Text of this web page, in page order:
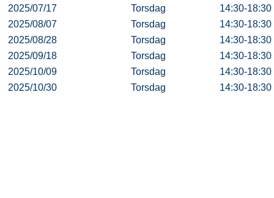
2025/07/17
Torsdag
14:30-18:30
2025/08/07
Torsdag
14:30-18:30
2025/08/28
Torsdag
14:30-18:30
2025/09/18
Torsdag
14:30-18:30
2025/10/09
Torsdag
14:30-18:30
2025/10/30
Torsdag 14:30-18:30